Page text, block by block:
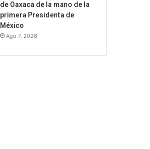
de Oaxaca de la mano de la
primera Presidenta de
México
Ago 7, 2026